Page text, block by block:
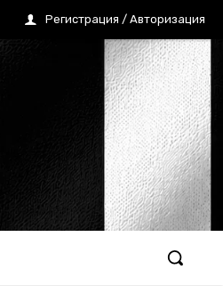
Регистрация / Авторизация